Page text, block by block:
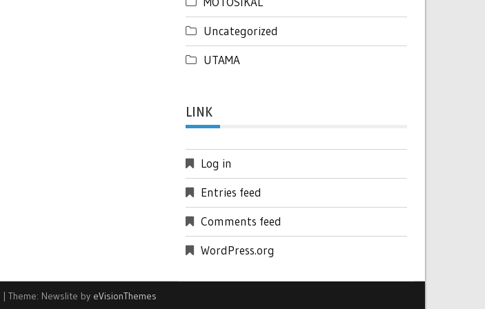
Uncategorized
UTAMA
LINK
Log in
Entries feed
Comments feed
WordPress.org
| Theme: Newslite by eVisionThemes